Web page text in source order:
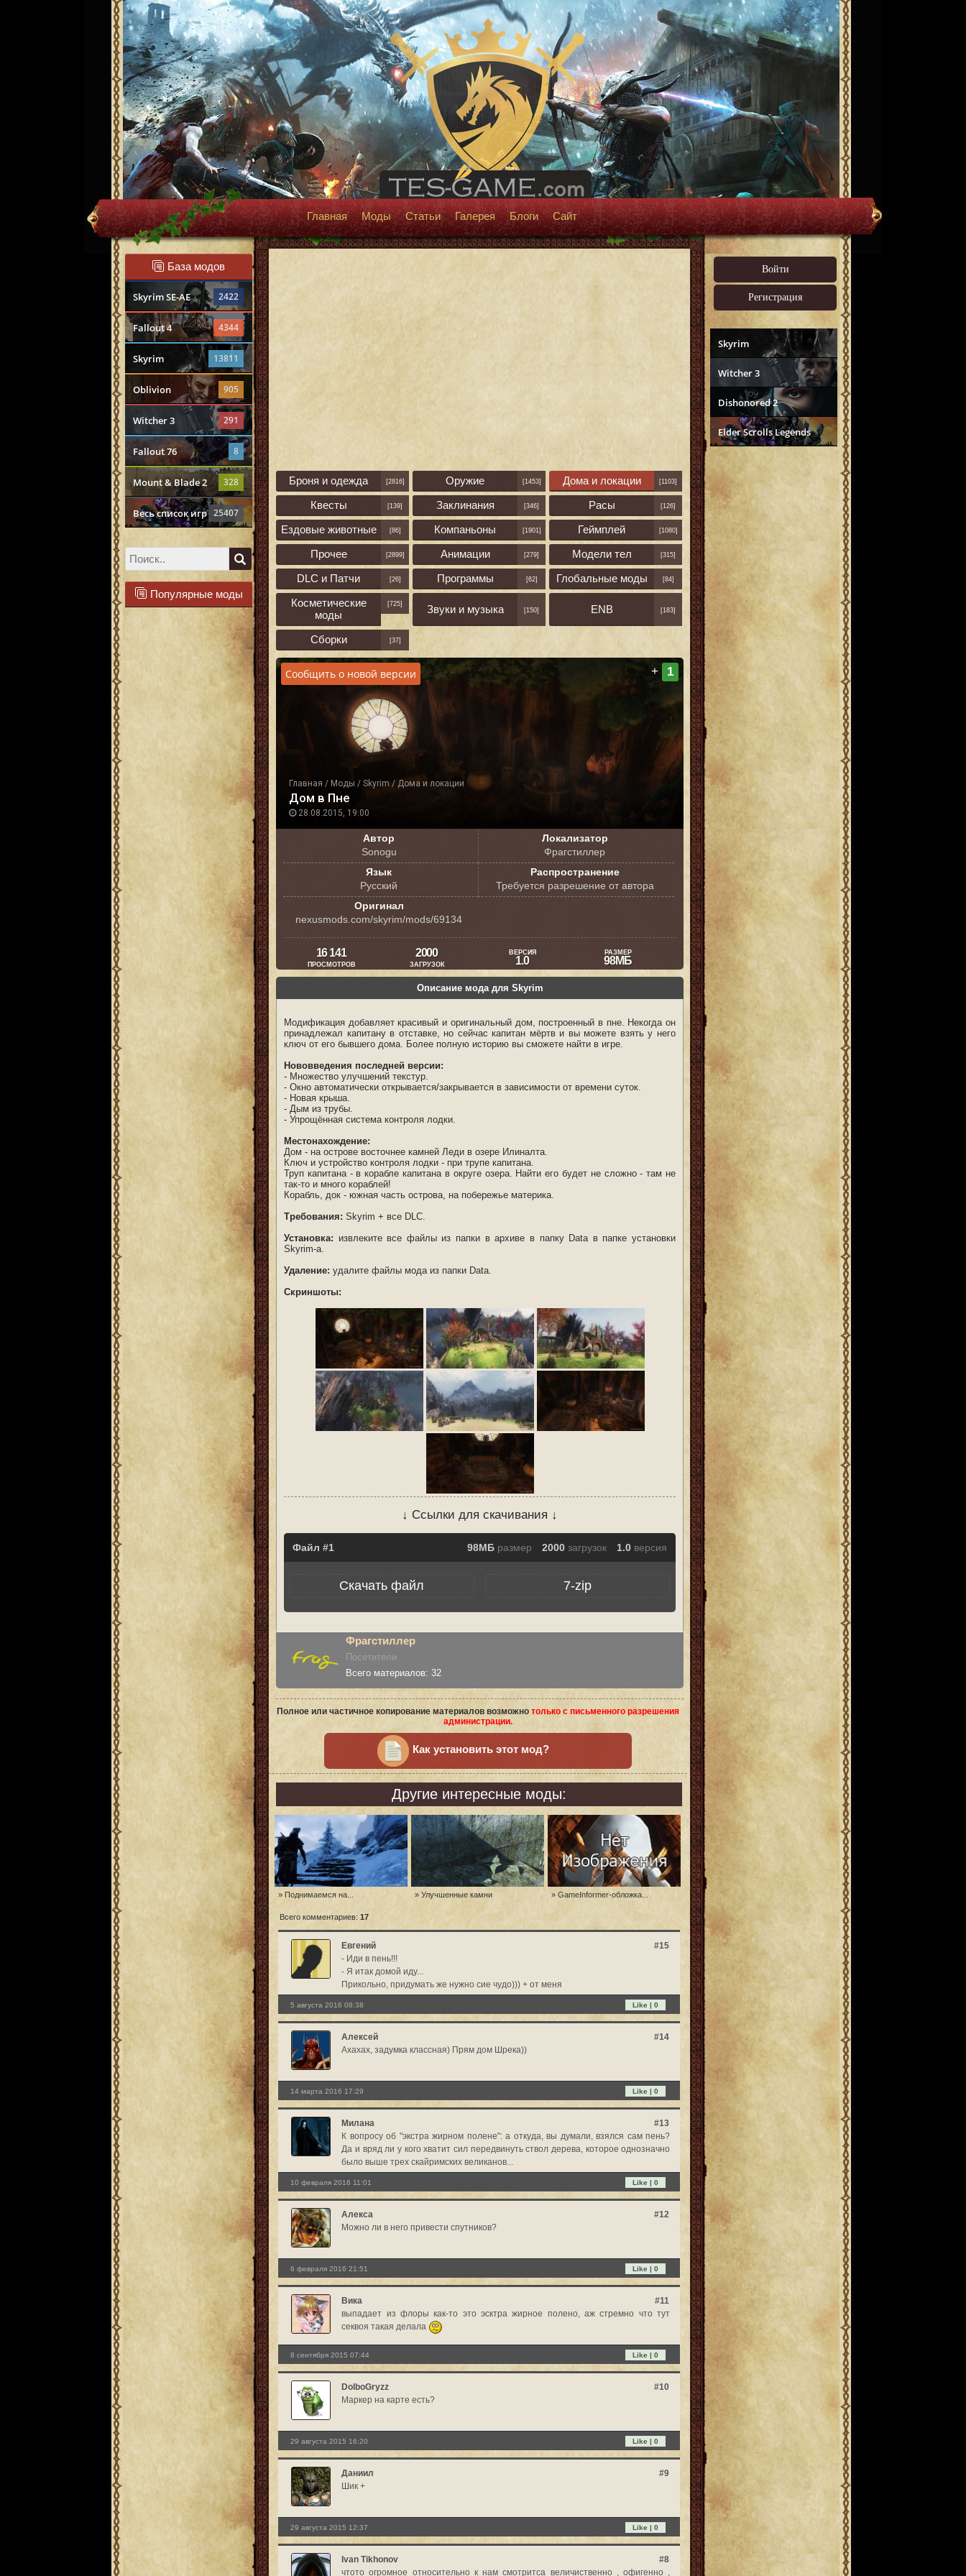
Главная Моды Статьи Галерея Блоги Сайт
База модов
Skyrim SE-AE 2422
Fallout 4 4344
Skyrim 13811
Oblivion 905
Witcher 3 291
Fallout 76 8
Mount & Blade 2 328
Весь список игр 25407
Популярные моды
Войти
Регистрация
Skyrim
Witcher 3
Dishonored 2
Elder Scrolls Legends
Броня и одежда [2816] Оружие [1453] Дома и локации [1103]
Квесты [139] Заклинания [346] Расы [126]
Ездовые животные [86] Компаньоны [1901] Геймплей [1080]
Прочее [2899] Анимации [279] Модели тел [315]
DLC и Патчи [26] Программы [62] Глобальные моды [84]
Косметические
моды
[725] Звуки и музыка [150] ENB [183]
Сборки [37]
Главная / Моды / Skyrim / Дома и локации
28.08.2015, 19:00
Дом в Пне
Сообщить о новой версии + 1
Автор
Sonogu
Локализатор
Фрагстиллер
Язык
Русский
Распространение
Требуется разрешение от автора
Оригинал
nexusmods.com/skyrim/mods/69134
16 141
ПРОСМОТРОВ
2000
ЗАГРУЗОК
ВЕРСИЯ
1.0
РАЗМЕР
98МБ
Описание мода для Skyrim
Модификация добавляет красивый и оригинальный дом, построенный в пне. Некогда он
принадлежал капитану в отставке, но сейчас капитан мёртв и вы можете взять у него
ключ от его бывшего дома. Более полную историю вы сможете найти в игре.
Нововведения последней версии:
- Множество улучшений текстур.
- Окно автоматически открывается/закрывается в зависимости от времени суток.
- Новая крыша.
- Дым из трубы.
- Упрощённая система контроля лодки.
Местонахождение:
Дом - на острове восточнее камней Леди в озере Илиналта.
Ключ и устройство контроля лодки - при трупе капитана.
Труп капитана - в корабле капитана в округе озера. Найти его будет не сложно - там не
так-то и много кораблей!
Корабль, док - южная часть острова, на побережье материка.
Требования: Skyrim + все DLC.
Установка: извлеките все файлы из папки в архиве в папку Data в папке установки
Skyrim-а.
Удаление: удалите файлы мода из папки Data.
Скриншоты:
↓ Ссылки для скачивания ↓
Файл 98МБ размер 2000 загрузок 1.0 версия
Скачать файл 7-zip
Фрагстиллер
Посетители
Всего материалов: 32
Полное или частичное копирование материалов возможно только с письменного разрешения
администрации.
Как установить этот мод?
Другие интересные моды:
» Поднимаемся на... » Улучшенные камни » GameInformer-обложка...
Всего комментариев: 17
Евгений
#15
- Иди в пень!!!
- Я итак домой иду...
Прикольно, придумать же нужно сие чудо))) + от меня
5 августа 2016 08:38 Like | 0
Алексей
#14
Ахахах, задумка классная) Прям дом Шрека))
14 марта 2016 17:29 Like | 0
Милана
#13
К вопросу об "экстра жирном полене": а откуда, вы думали, взялся сам пень?
Да и вряд ли у кого хватит сил передвинуть ствол дерева, которое однозначно
было выше трех скайримских великанов...
10 февраля 2016 11:01 Like | 0
Алекса
#12
Можно ли в него привести спутников?
6 февраля 2016 21:51 Like | 0
Вика
#11
выпадает из флоры как-то это эсктра жирное полено, аж стремно что тут
секвоя такая делала
8 сентября 2015 07:44 Like | 0
DolboGryzz
#10
Маркер на карте есть?
29 августа 2015 16:20 Like | 0
Даниил
#9
Шик +
29 августа 2015 12:37 Like | 0
Ivan Tikhonov
#8
чтото огромное относительно к нам смотритса величиственно , офигенно ,